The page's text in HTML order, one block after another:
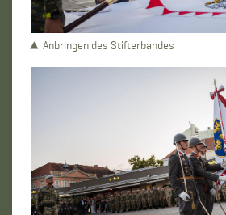
Anbringen des Stifterbandes